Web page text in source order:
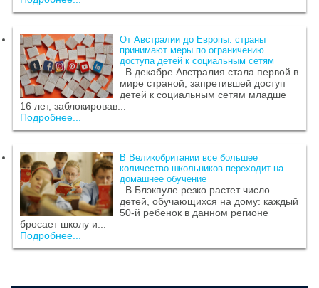
От Австралии до Европы: страны
принимают меры по ограничению
доступа детей к социальным сетям
В декабре Австралия стала первой в
мире страной, запретившей доступ
детей к социальным сетям младше
16 лет, заблокировав...
Подробнее...
В Великобритании все большее
количество школьников переходит на
домашнее обучение
В Блэкпуле резко растет число
детей, обучающихся на дому: каждый
50-й ребенок в данном регионе
бросает школу и...
Подробнее...